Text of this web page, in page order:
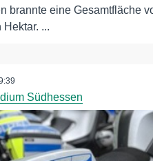
brannte eine Gesamtfläche
...
Südhessen